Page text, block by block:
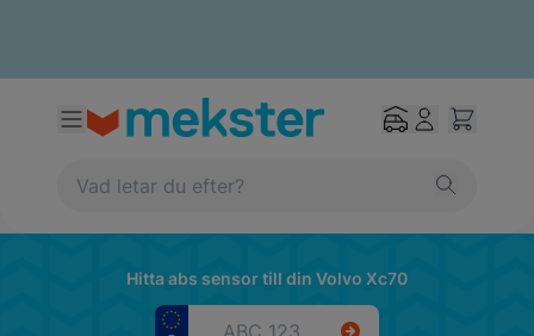
Hitta abs sensor till din Volvo Xc70